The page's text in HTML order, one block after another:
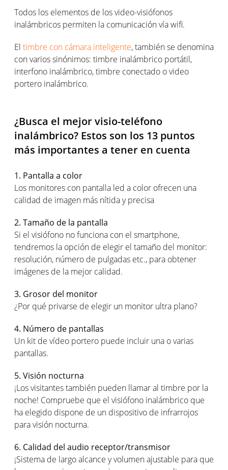
Todos los elementos de los video-visiófonos
inalámbricos permiten la comunicación vía wifi.
El timbre con cámara inteligente, también se denomina
con varios sinónimos: timbre inalámbrico portátil,
interfono inalámbrico, timbre conectado o video
portero inalámbrico.
¿Busca el mejor visio-teléfono
inalámbrico? Estos son los 13 puntos
más importantes a tener en cuenta
1. Pantalla a color
Los monitores con pantalla led a color ofrecen una
calidad de imagen más nítida y precisa
2. Tamaño de la pantalla
Si el visiófono no funciona con el smartphone,
tendremos la opción de elegir el tamaño del monitor:
resolución, número de pulgadas etc., para obtener
imágenes de la mejor calidad.
3. Grosor del monitor
¿Por qué privarse de elegir un monitor ultra plano?
4. Número de pantallas
Un kit de vídeo portero puede incluir una o varias
pantallas.
5. Visión nocturna
¡Los visitantes también pueden llamar al timbre por la
noche! Compruebe que el visiófono inalámbrico que
ha elegido dispone de un dispositivo de infrarrojos
para visión nocturna.
6. Calidad del audio receptor/transmisor
¡Sistema de largo alcance y volumen ajustable para que